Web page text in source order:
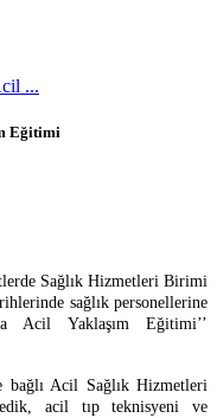
...
Eğitimi
Sağlık Hizmetleri Birimi
sağlık personellerine
Acil Yaklaşım Eğitimi’’
Acil Sağlık Hizmetleri
acil tıp teknisyeni ve